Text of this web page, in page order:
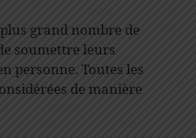
grand nombre de
soumettre leurs
personne. Toutes les
de manière